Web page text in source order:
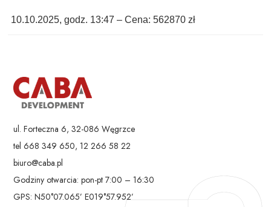
10.10.2025, godz. 13:47 – Cena: 562870 zł
ul. Forteczna 6, 32-086 Węgrzce
tel 668 349 650, 12 266 58 22
biuro@caba.pl
Godziny otwarcia: pon-pt 7:00 – 16:30
GPS: N50°07.065’ E019°57.952’